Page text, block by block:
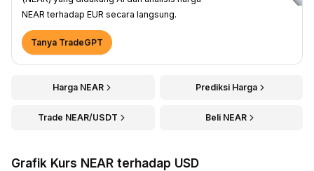
NEAR terhadap EUR secara langsung.
Tanya TradeGPT
Harga NEAR Prediksi Harga
Trade NEAR/USDT Beli NEAR
Grafik Kurs NEAR terhadap USD